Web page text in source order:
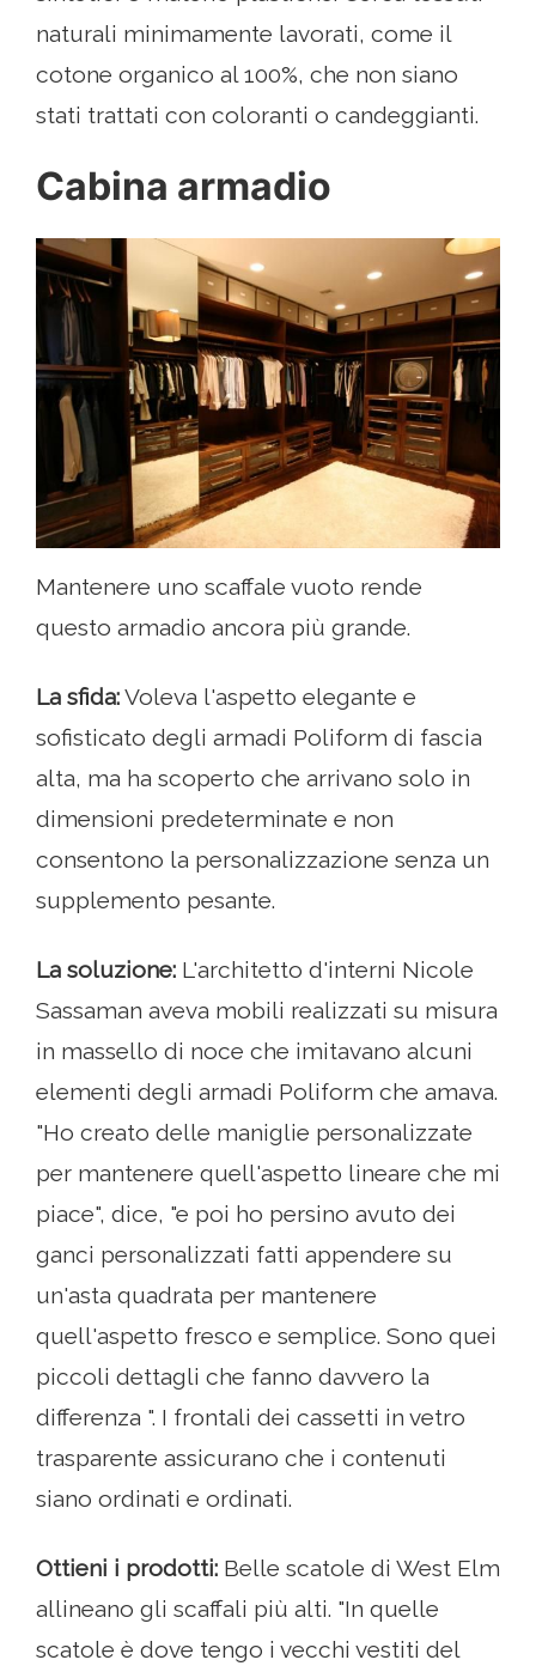
naturali minimamente lavorati, come il
cotone organico al 100%, che non siano
stati trattati con coloranti o candeggianti.
Cabina armadio
Mantenere uno scaffale vuoto rende
questo armadio ancora più grande.
La sfida:Voleva l'aspetto elegante e
sofisticato degli armadi Poliform di fascia
alta, ma ha scoperto che arrivano solo in
dimensioni predeterminate e non
consentono la personalizzazione senza un
supplemento pesante.
La soluzione: L'architetto d'interni Nicole
Sassaman aveva mobili realizzati su misura
in massello di noce che imitavano alcuni
elementi degli armadi Poliform che amava.
"Ho creato delle maniglie personalizzate
per mantenere quell'aspetto lineare che mi
piace", dice, "e poi ho persino avuto dei
ganci personalizzati fatti appendere su
un'asta quadrata per mantenere
quell'aspetto fresco e semplice. Sono quei
piccoli dettagli che fanno davvero la
differenza ". I frontali dei cassetti in vetro
trasparente assicurano che i contenuti
siano ordinati e ordinati.
Ottieni i prodotti: Belle scatole di West Elm
allineano gli scaffali più alti. "In quelle
scatole è dove tengo i vecchi vestiti del